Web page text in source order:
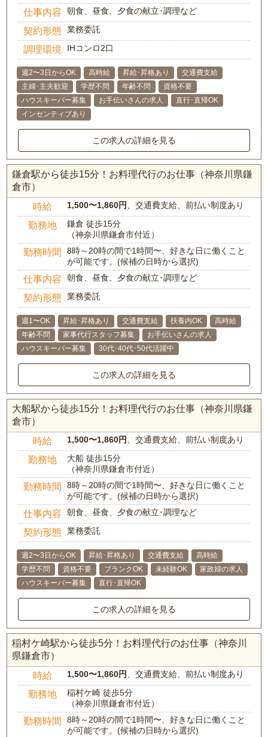
仕事内容 朝食、昼食、夕食の献立･調理など
契約形態 業務委託
調理環境 IHコンロ2口
週2〜3日からOK 高時給 昇給･昇格あり
交通費支給
主婦･主夫歓迎
学歴不問 年齢不問
資格不要
ハウスキーパー募集
お手伝いさんの求人
直行･直帰OK
インセンティブあり
この求人の詳細を見る
鎌倉駅から徒歩15分！お料理代行のお仕事（神奈川県鎌
倉市）
時給 1,500〜1,860円 、交通費支給、前払い制度あり
勤務地
鎌倉 徒歩15分
（神奈川県鎌倉市付近）
勤務時間
8時～20時の間で1時間〜、好きな日に働くこと
が可能です。(候補の日時から選択)
仕事内容 朝食、昼食、夕食の献立･調理など
契約形態 業務委託
週1〜OK 昇給･昇格あり 交通費支給 扶養内OK
高時給
年齢不問
家事代行スタッフ募集
お手伝いさんの求人
ハウスキーパー募集
30代･40代･50代活躍中
この求人の詳細を見る
大船駅から徒歩15分！お料理代行のお仕事（神奈川県鎌
倉市）
時給 1,500〜1,860円 、交通費支給、前払い制度あり
勤務地
大船 徒歩15分
（神奈川県鎌倉市付近）
勤務時間
8時～20時の間で1時間〜、好きな日に働くこと
が可能です。(候補の日時から選択)
仕事内容 朝食、昼食、夕食の献立･調理など
契約形態 業務委託
週2〜3日からOK 昇給･昇格あり 交通費支給
高時給
学歴不問
資格不要 ブランクOK 未経験OK
家政婦の求人
ハウスキーパー募集
直行･直帰OK
この求人の詳細を見る
稲村ケ崎駅から徒歩5分！お料理代行のお仕事（神奈川
県鎌倉市）
時給 1,500〜1,860円 、交通費支給、前払い制度あり
勤務地
稲村ケ崎 徒歩5分
（神奈川県鎌倉市付近）
勤務時間
8時～20時の間で1時間〜、好きな日に働くこと
が可能です。(候補の日時から選択)